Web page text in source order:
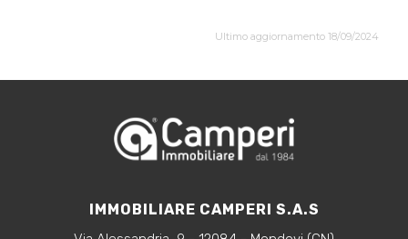
Ultimo aggiornamento 18/09/2024
IMMOBILIARE CAMPERI S.A.S